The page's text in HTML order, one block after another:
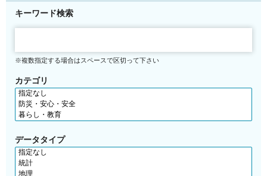
キーワード検索
※複数指定する場合はスペースで区切って下さい
カテゴリ
データタイプ